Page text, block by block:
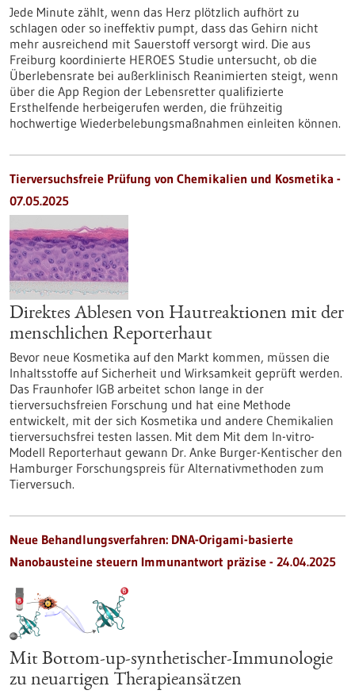
Jede Minute zählt, wenn das Herz plötzlich aufhört zu
schlagen oder so ineffektiv pumpt, dass das Gehirn nicht
mehr ausreichend mit Sauerstoff versorgt wird. Die aus
Freiburg koordinierte HEROES Studie untersucht, ob die
Überlebensrate bei außerklinisch Reanimierten steigt, wenn
über die App Region der Lebensretter qualifizierte
Ersthelfende herbeigerufen werden, die frühzeitig
hochwertige Wiederbelebungsmaßnahmen einleiten können.
Tierversuchsfreie Prüfung von Chemikalien und Kosmetika -
07.05.2025
Direktes Ablesen von Hautreaktionen mit der
menschlichen Reporterhaut
Bevor neue Kosmetika auf den Markt kommen, müssen die
Inhaltsstoffe auf Sicherheit und Wirksamkeit geprüft werden.
Das Fraunhofer IGB arbeitet schon lange in der
tierversuchsfreien Forschung und hat eine Methode
entwickelt, mit der sich Kosmetika und andere Chemikalien
tierversuchsfrei testen lassen. Mit dem Mit dem In-vitro-
Modell Reporterhaut gewann Dr. Anke Burger-Kentischer den
Hamburger Forschungspreis für Alternativmethoden zum
Tierversuch.
Neue Behandlungsverfahren: DNA-Origami-basierte
Nanobausteine steuern Immunantwort präzise - 24.04.2025
Mit Bottom-up-synthetischer-Immunologie
zu neuartigen Therapieansätzen